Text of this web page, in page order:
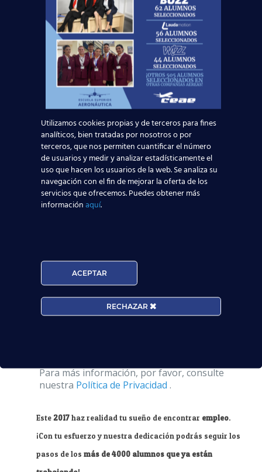
Solicita información
Nombre*
Teléfono*
Email*
Edad*:
Centros*:
Acepto laPolítica de Privacidad
EUROCOLLEGE OXFORD ENGLISH INSTITUTE
S.L. le informa que tratará los datos
Para más información, por favor, consulte
nuestra Política de Privacidad .
Este2017haz realidad tu sueño de encontrar empleo.
¡Con tu esfuerzo y nuestra dedicación podrás seguir los
pasos de los más de 4000 alumnos que ya están
Utilizamos cookies propias y de terceros para fines
analíticos, bien tratadas por nosotros o por
terceros, que nos permiten cuantificar el número
de usuarios y medir y analizar estadísticamente el
uso que hacen los usuarios de la web. Se analiza su
navegación con el fin de mejorar la oferta de los
servicios que ofrecemos. Puedes obtener más
informaciónaquí.
ACEPTAR
RECHAZAR